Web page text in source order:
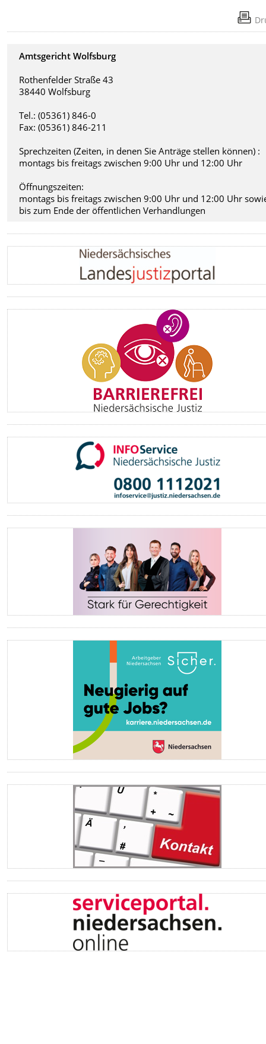
Amtsgericht Wolfsburg
Rothenfelder Straße 43
38440 Wolfsburg
Tel.: (05361) 846-0
Fax: (05361) 846-211
Sprechzeiten (Zeiten, in denen Sie Anträge stellen können) :
montags bis freitags zwischen 9:00 Uhr und 12:00 Uhr
Öffnungszeiten:
montags bis freitags zwischen 9:00 Uhr und 12:00 Uhr
bis zum Ende der öffentlichen Verhandlungen